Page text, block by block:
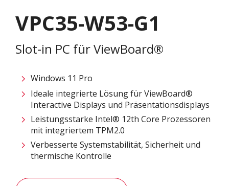
VPC35-W53-G1
Slot-in PC für ViewBoard®
Windows 11 Pro
Ideale integrierte Lösung für ViewBoard®
Interactive Displays und Präsentationsdisplays
Leistungsstarke Intel® 12th Core Prozessoren
mit integriertem TPM2.0
Verbesserte Systemstabilität, Sicherheit und
thermische Kontrolle